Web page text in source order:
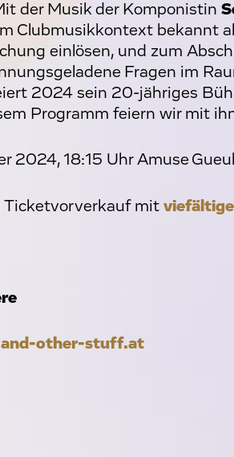
der Musik der Komponistin
Clubmusikkontext bekannt
einlösen, und zum
Fragen im
2024 sein 20-jähriges
Programm feiern wir mit
2024, 18:15 Uhr Amuse
mit
other-stuff.at